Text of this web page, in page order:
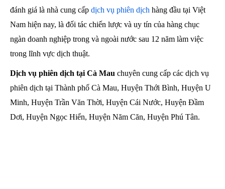
đánh giá là nhà cung cấp dịch vụ phiên dịch hàng đầu tại Việt
Nam hiện nay, là đối tác chiến lược và uy tín của hàng chục
ngàn doanh nghiệp trong và ngoài nước sau 12 năm làm việc
trong lĩnh vực dịch thuật.
Dịch vụ phiên dịch tại Cà Mau chuyên cung cấp các dịch vụ
phiên dịch tại Thành phố Cà Mau, Huyện Thới Bình, Huyện U
Minh, Huyện Trần Văn Thời, Huyện Cái Nước, Huyện Đầm
Dơi, Huyện Ngọc Hiển, Huyện Năm Căn, Huyện Phú Tân.